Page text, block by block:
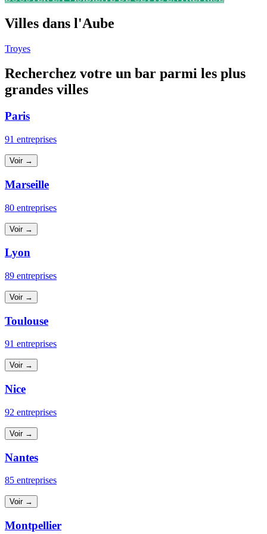
Villes dans l'Aube
Troyes
Recherchez votre un bar parmi les plus
grandes villes
Paris
91 entreprises
Voir →
Marseille
80 entreprises
Voir →
Lyon
89 entreprises
Voir →
Toulouse
91 entreprises
Voir →
Nice
92 entreprises
Voir →
Nantes
85 entreprises
Voir →
Montpellier